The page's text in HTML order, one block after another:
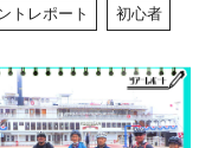
トレポート 初心者